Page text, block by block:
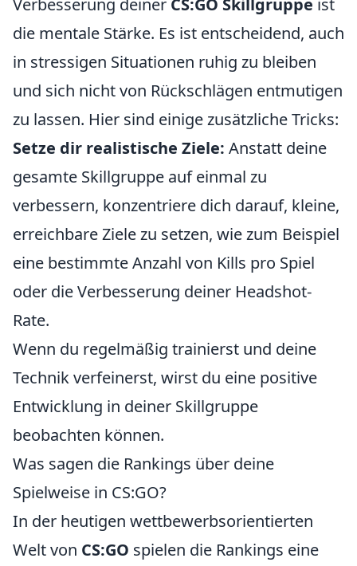
Verbesserung deiner CS:GO Skillgruppe ist
die mentale Stärke. Es ist entscheidend, auch
in stressigen Situationen ruhig zu bleiben
und sich nicht von Rückschlägen entmutigen
zu lassen. Hier sind einige zusätzliche Tricks:
Setze dir realistische Ziele: Anstatt deine
gesamte Skillgruppe auf einmal zu
verbessern, konzentriere dich darauf, kleine,
erreichbare Ziele zu setzen, wie zum Beispiel
eine bestimmte Anzahl von Kills pro Spiel
oder die Verbesserung deiner Headshot-
Rate.
Wenn du regelmäßig trainierst und deine
Technik verfeinerst, wirst du eine positive
Entwicklung in deiner Skillgruppe
beobachten können.
Was sagen die Rankings über deine
Spielweise in CS:GO?
In der heutigen wettbewerbsorientierten
Welt von CS:GO spielen die Rankings eine